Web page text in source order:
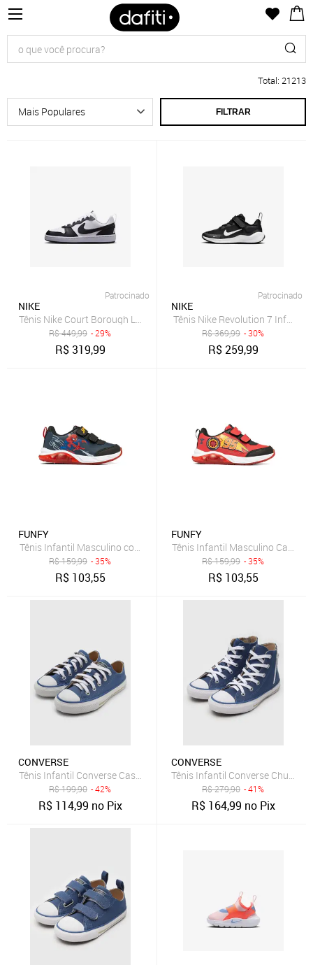
Total: 21213
FILTRAR
Patrocinado
NIKE
Tênis Nike Court Borough Low Recraft Infantil
R$449,99 - 29%
R$319,99
Patrocinado
NIKE
Tênis Nike Revolution 7 Infantil
R$369,99 - 30%
R$259,99
FUNFY
R$159,99 - 35%
R$ 103,55
FUNFY
R$159,99 - 35%
R$ 103,55
CONVERSE
Tênis Infantil Converse Casual Azul
R$199,90 - 42%
R$ 114,99 no Pix
CONVERSE
Tênis Infantil Converse Chuck
R$279,90 - 41%
R$ 164,99 no Pix